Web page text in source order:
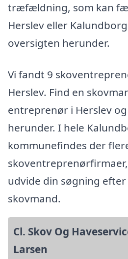
træfældning, som kan
Herslev eller
oversigten herunder.
Vi fandt 9
Herslev. Find en
entreprenør i Herslev
herunder. I hele
kommunefindes der
udvide din søgning
skovmand.
Cl. Skov Og
Larsen